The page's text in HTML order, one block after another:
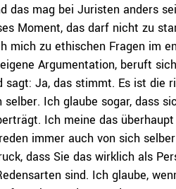
das mag bei Juristen anders
Moment, das darf nicht zu
mich zu ethischen Fragen im
Argumentation, beruft
sagt: Ja, das stimmt. Es ist die
selber. Ich glaube sogar, dass
Ich meine das
immer auch von sich
dass Sie das wirklich als
sind. Ich glaube,